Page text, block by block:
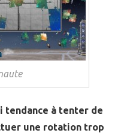
tendance à tenter de
une rotation trop